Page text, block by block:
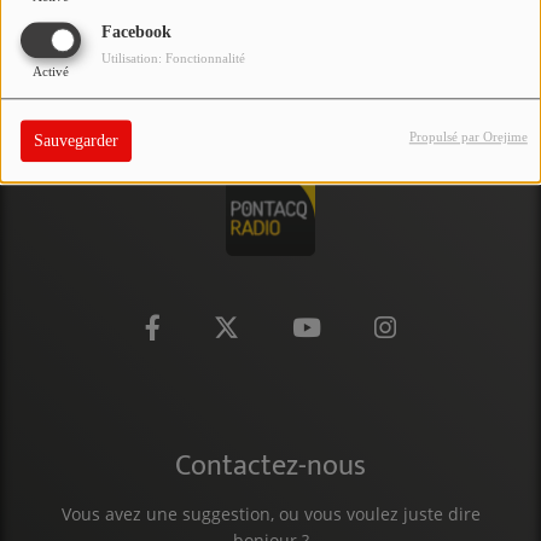
Facebook
Activé
Utilisation: Fonctionnalité
Sauvegarder Propulsé par Orejime
PARTICIPEZ
JEUX CONCOURS
RECRUTEMENT
VENEZ DANS LE PUBLIC !
Contactez-nous
Vous avez une suggestion, ou vous voulez juste dire